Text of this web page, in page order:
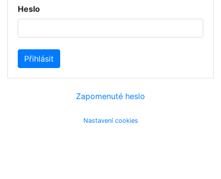
Heslo
Přihlásit
Zapomenuté heslo
Nastavení cookies